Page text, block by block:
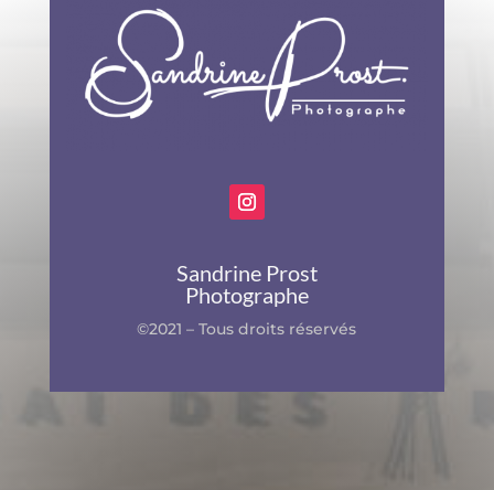
Sandrine Prost
Photographe
©2021 – Tous droits réservés